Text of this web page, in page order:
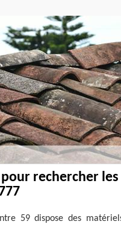
rechercher
59 dispose des